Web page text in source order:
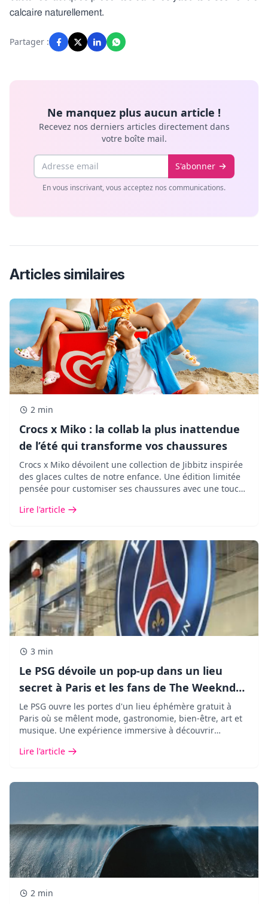
calcaire naturellement.
Partager :
Ne manquez plus aucun article !
Recevez nos derniers articles directement dans
votre boîte mail.
Email S'abonner
En vous inscrivant, vous acceptez nos communications.
Articles similaires
2 min
Crocs x Miko : la collab la plus inattendue
de l’été qui transforme vos chaussures
Crocs x Miko dévoilent une collection de Jibbitz inspirée
des glaces cultes de notre enfance. Une édition limitée
pensée pour customiser ses chaussures avec une touche
Lire l'article
3 min
Le PSG dévoile un pop-up dans un lieu
secret à Paris et les fans de The Weeknd
vont adorer !
Le PSG ouvre les portes d'un lieu éphémère gratuit à
Paris où se mêlent mode, gastronomie, bien-être, art et
musique. Une expérience immersive à découvrir
Lire l'article
2 min